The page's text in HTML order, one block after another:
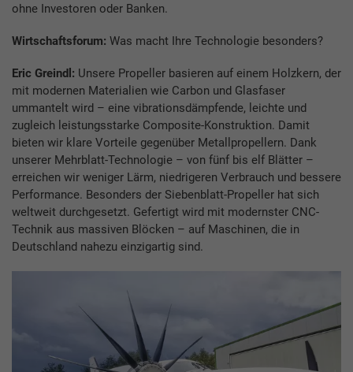
ohne Investoren oder Banken.
Wirtschaftsforum: Was macht Ihre Technologie besonders?
Eric Greindl: Unsere Propeller basieren auf einem Holzkern, der
mit modernen Materialien wie Carbon und Glasfaser
ummantelt wird – eine vibrationsdämpfende, leichte und
zugleich leistungsstarke Composite-Konstruktion. Damit
bieten wir klare Vorteile gegenüber Metallpropellern. Dank
unserer Mehrblatt-Technologie – von fünf bis elf Blätter –
erreichen wir weniger Lärm, niedrigeren Verbrauch und bessere
Performance. Besonders der Siebenblatt-Propeller hat sich
weltweit durchgesetzt. Gefertigt wird mit modernster CNC-
Technik aus massiven Blöcken – auf Maschinen, die in
Deutschland nahezu einzigartig sind.